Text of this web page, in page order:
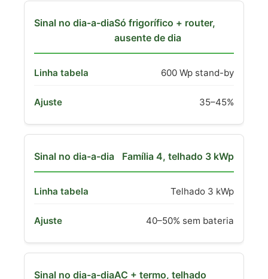
Só frigorífico + router,
ausente de dia
600 Wp stand-by
35–45%
Família 4, telhado 3 kWp
Telhado 3 kWp
40–50% sem bateria
AC + termo, telhado